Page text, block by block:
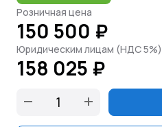
Розничная цена
150 500 ₽
Юридическим лицам (НДС 5%)
158 025 ₽